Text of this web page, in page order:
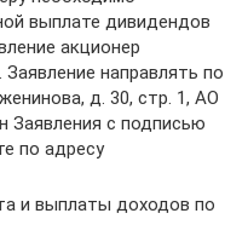
выплате дивидендов
акционер
направлять по
д. 30, стр. 1, АО
Заявления с подписью
по адресу
и выплаты доходов по